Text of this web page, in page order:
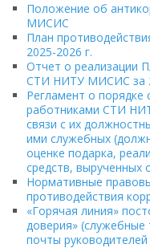
Положение об
МИСИС
План
2025-2026 г.
Отчет о реализации
СТИ НИТУ МИСИС за
Регламент о
работниками СТИ
связи с их
ими служебных
оценке подарка,
средств, вырученных
Нормативные
противодействия
«Горячая линия»
доверия»
почты руководителей